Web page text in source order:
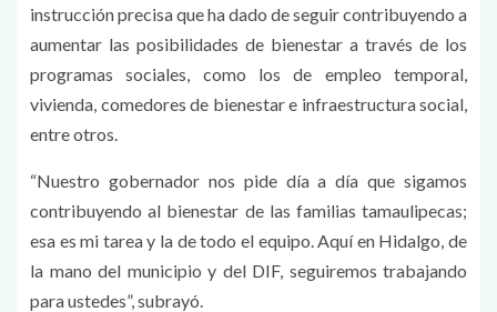
instrucción precisa que ha dado de seguir contribuyendo a
aumentar las posibilidades de bienestar a través de los
programas sociales, como los de empleo temporal,
vivienda, comedores de bienestar e infraestructura social,
entre otros.
“Nuestro gobernador nos pide día a día que sigamos
contribuyendo al bienestar de las familias tamaulipecas;
esa es mi tarea y la de todo el equipo. Aquí en Hidalgo, de
la mano del municipio y del DIF, seguiremos trabajando
para ustedes”, subrayó.